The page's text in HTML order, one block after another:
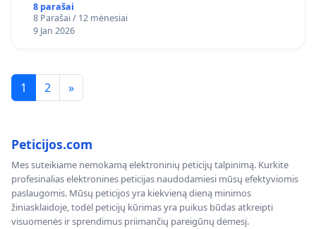
8 parašai
8 Parašai / 12 mėnesiai
9 Jan 2026
1 2 »
Peticijos.com
Mes suteikiame nemokamą elektroninių peticijų talpinimą. Kurkite
profesinalias elektronines peticijas naudodamiesi mūsų efektyviomis
paslaugomis. Mūsų peticijos yra kiekvieną dieną minimos
žiniasklaidoje, todėl peticijų kūrimas yra puikus būdas atkreipti
visuomenės ir sprendimus priimančių pareigūnų dėmesį.